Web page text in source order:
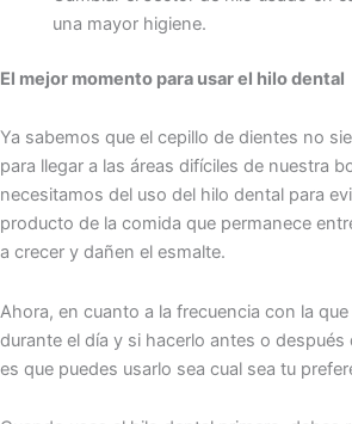
una mayor higiene.
El mejor momento para usar el hilo dental
Ya sabemos que el cepillo de dientes no
para llegar a las áreas difíciles de nuestra
necesitamos del uso del hilo dental para
producto de la comida que permanece
a crecer y dañen el esmalte.
Ahora, en cuanto a la frecuencia con la
durante el día y si hacerlo antes o después
es que puedes usarlo sea cual sea tu